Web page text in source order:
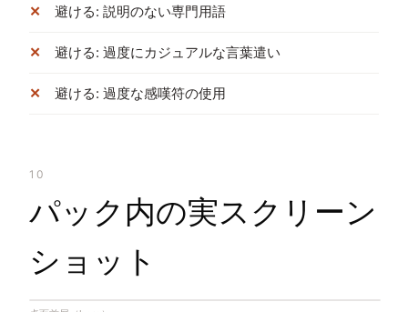
避ける: 説明のない専門用語
避ける: 過度にカジュアルな言葉遣い
避ける: 過度な感嘆符の使用
10
パック内の実スクリーン
ショット